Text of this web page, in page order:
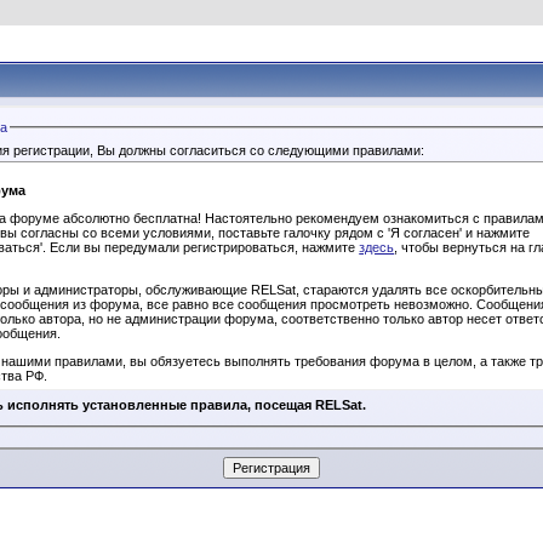
регистрации, Вы должны согласиться со следующими правилами:
форуме абсолютно бесплатна! Настоятельно рекомендуем ознакомиться с
согласны со всеми условиями, поставьте галочку рядом с 'Я согласен' и нажмите
Если вы передумали регистрироваться, нажмитездесь , чтобы вернуться на
и администраторы, обслуживающие RELSat, стараются удалять все
сообщения из форума, все равно все сообщения просмотреть невозможно.
автора, но не администрации форума, соответственно только автор несет
правилами, вы обязуетесь выполнять требования форума в целом, а также
РФ.
форума оставляет за собой право удалять, изменять, переносить или закрывать
исполнять установленные правила, посещая RELSat.